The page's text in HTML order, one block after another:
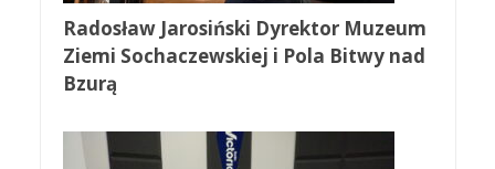
Radosław Jarosiński Dyrektor Muzeum
Ziemi Sochaczewskiej i Pola Bitwy nad
Bzurą